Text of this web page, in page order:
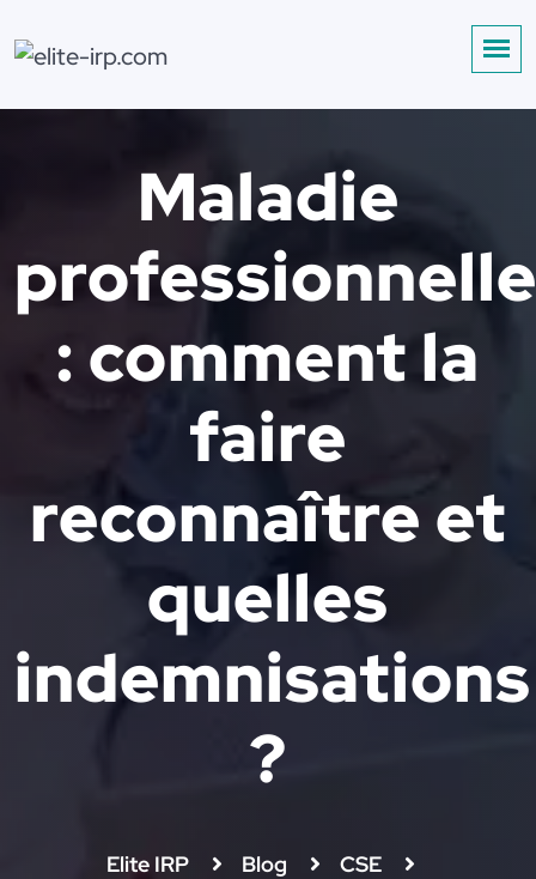
Maladie
professionnelle
: comment la
faire
reconnaître et
quelles
indemnisations
?
Elite IRP Blog CSE